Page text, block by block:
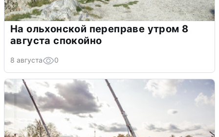
На ольхонской переправе утром 8
августа спокойно
8 августа 0